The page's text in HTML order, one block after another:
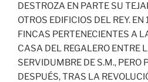
DESTROZA EN PARTE SU
OTROS EDIFICIOS DEL REY.
FINCAS PERTENECIENTES A
CASA DEL REGALERO ENTRE
SERVIDUMBRE DE S.M., PERO
DESPUÉS, TRAS LA